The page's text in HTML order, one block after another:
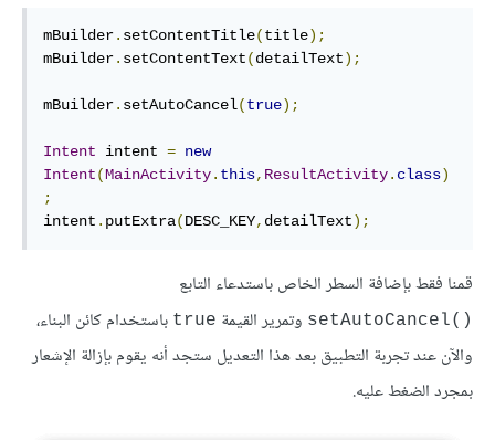
mBuilder. setContentTitle(title);
mBuilder. setContentText(detailText);
mBuilder. setAutoCancel(true);
Intent intent = new
Intent(MainActivity. this, ResultActivity. class)
;
intent . putExtra(DESC_KEY, detailText);
قمنا فقط بإضافة السطر الخاص باستدعاء التابع
()setAutoCancel وتمرير القيمة true باستخدام كائن البناء،
والآن عند تجربة التطبيق بعد هذا التعديل ستجد أنه يقوم بإزالة الإشعار
بمجرد الضغط عليه.